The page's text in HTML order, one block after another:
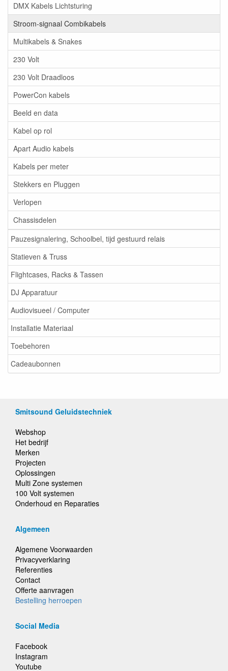
DMX Kabels Lichtsturing
Stroom-signaal Combikabels
Multikabels & Snakes
230 Volt
230 Volt Draadloos
PowerCon kabels
Beeld en data
Kabel op rol
Apart Audio kabels
Kabels per meter
Stekkers en Pluggen
Verlopen
Chassisdelen
Pauzesignalering, Schoolbel, tijd gestuurd relais
Statieven & Truss
Flightcases, Racks & Tassen
DJ Apparatuur
Audiovisueel / Computer
Installatie Materiaal
Toebehoren
Cadeaubonnen
Smitsound Geluidstechniek
Webshop
Het bedrijf
Merken
Projecten
Oplossingen
Multi Zone systemen
100 Volt systemen
Onderhoud en Reparaties
Algemeen
Algemene Voorwaarden
Privacyverklaring
Referenties
Contact
Offerte aanvragen
Bestelling herroepen
Social Media
Facebook
Instagram
Youtube